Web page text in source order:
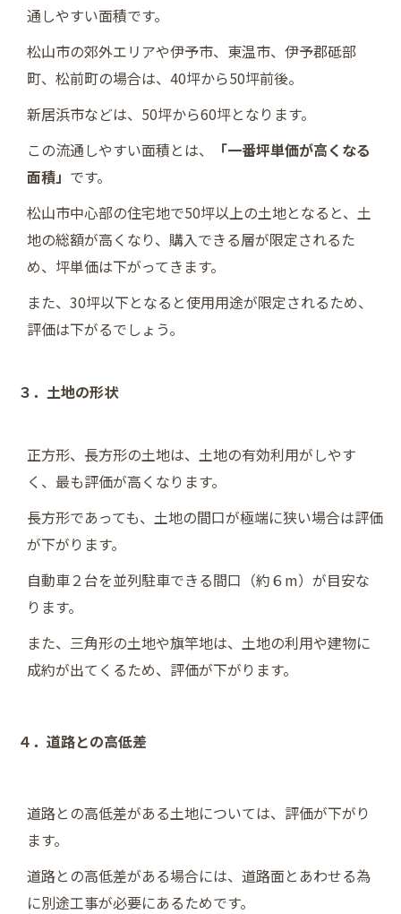
通しやすい面積です。
松山市の郊外エリアや伊予市、東温市、伊予郡砥部
町、松前町の場合は、40坪から50坪前後。
新居浜市などは、50坪から60坪となります。
この流通しやすい面積とは、
「一番坪単価が高くなる
面積」 です。
松山市中心部の住宅地で50坪以上の土地となると、土
地の総額が高くなり、購入できる層が限定されるた
め、坪単価は下がってきます。
また、30坪以下となると使用用途が限定されるため、
評価は下がるでしょう。
３．土地の形状
正方形、長方形の土地は、土地の有効利用がしやす
く、最も評価が高くなります。
長方形であっても、土地の間口が極端に狭い場合は評価
が下がります。
自動車２台を並列駐車できる間口（約６m）が目安な
ります。
また、三角形の土地や旗竿地は、土地の利用や建物に
成約が出てくるため、評価が下がります。
４．道路との高低差
道路との高低差がある土地については、評価が下がり
ます。
道路との高低差がある場合には、道路面とあわせる為
に別途工事が必要にあるためです。